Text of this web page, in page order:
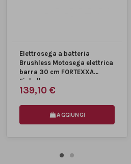
Elettrosega a batteria
Brushless Motosega elettrica
barra 30 cm FORTEXXA
Einhell
139,10 €
AGGIUNGI